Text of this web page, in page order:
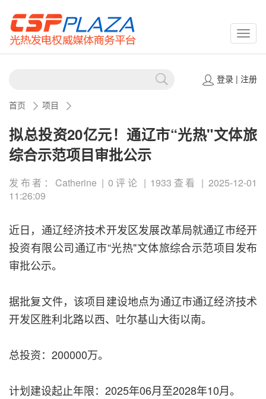
登录| 注册
首页 项目
拟总投资20亿元！通辽市“光热"文体旅
综合示范项目审批公示
发布者：Catherine | 0评论 | 1933查看 | 2025-12-01
11:26:09
近日，通辽经济技术开发区发展改革局就通辽市经开
投资有限公司通辽市“光热"文体旅综合示范项目发布
审批公示。
据批复文件，该项目建设地点为通辽市通辽经济技术
开发区胜利北路以西、吐尔基山大街以南。
总投资：200000万。
计划建设起止年限：2025年06月至2028年10月。